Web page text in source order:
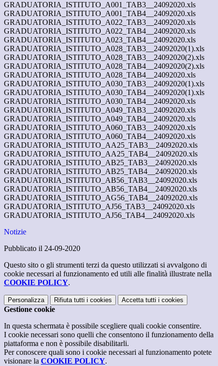
GRADUATORIA_ISTITUTO_A001_TAB3__24092020.xls
GRADUATORIA_ISTITUTO_A001_TAB4__24092020.xls
GRADUATORIA_ISTITUTO_A022_TAB3__24092020.xls
GRADUATORIA_ISTITUTO_A022_TAB4__24092020.xls
GRADUATORIA_ISTITUTO_A023_TAB4__24092020.xls
GRADUATORIA_ISTITUTO_A028_TAB3__24092020(1).xls
GRADUATORIA_ISTITUTO_A028_TAB3__24092020(2).xls
GRADUATORIA_ISTITUTO_A028_TAB4__24092020(2).xls
GRADUATORIA_ISTITUTO_A028_TAB4__24092020.xls
GRADUATORIA_ISTITUTO_A030_TAB3__24092020(1).xls
GRADUATORIA_ISTITUTO_A030_TAB4__24092020(1).xls
GRADUATORIA_ISTITUTO_A030_TAB4__24092020.xls
GRADUATORIA_ISTITUTO_A049_TAB3__24092020.xls
GRADUATORIA_ISTITUTO_A049_TAB4__24092020.xls
GRADUATORIA_ISTITUTO_A060_TAB3__24092020.xls
GRADUATORIA_ISTITUTO_A060_TAB4__24092020.xls
GRADUATORIA_ISTITUTO_AA25_TAB3__24092020.xls
GRADUATORIA_ISTITUTO_AA25_TAB4__24092020.xls
GRADUATORIA_ISTITUTO_AB25_TAB3__24092020.xls
GRADUATORIA_ISTITUTO_AB25_TAB4__24092020.xls
GRADUATORIA_ISTITUTO_AB56_TAB3__24092020.xls
GRADUATORIA_ISTITUTO_AB56_TAB4__24092020.xls
GRADUATORIA_ISTITUTO_AG56_TAB4__24092020.xls
GRADUATORIA_ISTITUTO_AJ56_TAB3__24092020.xls
GRADUATORIA_ISTITUTO_AJ56_TAB4__24092020.xls
Notizie
Pubblicato il 24-09-2020
Questo sito o gli strumenti terzi da questo utilizzati si avvalgono di
cookie necessari al funzionamento ed utili alle finalità illustrate nella
COOKIE POLICY.
Personalizza Rifiuta tutti i cookies Accetta tutti i cookies
Gestione cookie
In questa schermata è possibile scegliere quali cookie consentire.
I cookie necessari sono quelli che consentono il funzionamento della
piattaforma e non è possibile disabilitarli.
Per conoscere quali sono i cookie necessari al funzionamento potete
visionare la COOKIE POLICY.